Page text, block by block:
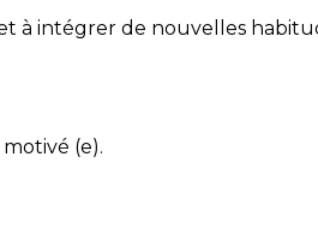
à intégrer de nouvelles
(e).